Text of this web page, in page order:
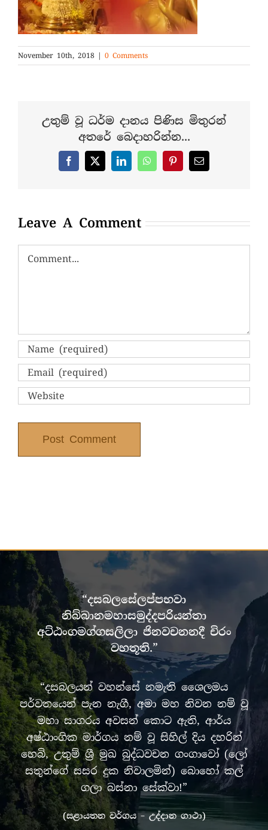
November 10th, 2018 | 0 Comments
උතුම් වූ ධර්ම දානය පිණිස මිතුරන්
අතරේ බෙදාහරින්න...
Facebook
X LinkedInWhatsAppPinterestEmail
Leave A Comment
Comment
“දසබලසේලප්පභවා
නිබ්බානමහාසමුද්දපරියන්තා
අට්ඨංගමග්ගසලිලා ජිනවචනනදී චිරං
වහතූති.”
“දසබලයන් වහන්සේ නමැති ශෛලමය
පර්වතයෙන් පැන නැගී, අමා මහ නිවන නම් වූ
මහා සාගරය අවසන් කොට ඇති, ආර්ය
අෂ්ඨාංගික මාර්ගය නම් වූ සිහිල් දිය දහරින්
හෙබි, උතුම් ශ්‍රී මුඛ බුද්ධවචන ගංගාවෝ (ලෝ
සතුන්ගේ සසර දුක නිවාලමින්) බොහෝ කල්
ගලා බස්නා සේක්වා!”
(සළායතන වර්ගය – උද්දාන ගාථා)